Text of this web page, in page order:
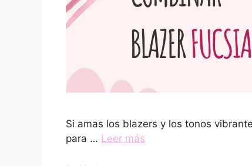
Si amas los blazers y los tonos
para … Leer más